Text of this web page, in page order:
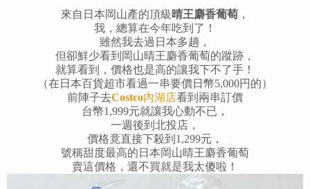
來自日本岡山產的頂級 晴王麝香葡萄 ，
我，總算在今年吃到了！
雖然我去過日本多趟，
但卻鮮少看到岡山晴王麝香葡萄的蹤跡，
就算看到，價格也是高的讓我下不了手！
（在日本百貨超市看過一串要價日幣5,000円的）
前陣子去Costco內湖店看到兩串訂價
台幣1,999元就讓我心動不已，
一週後到北投店，
價格竟直接下殺到1,299元，
號稱甜度最高的日本岡山晴王麝香葡萄
賣這價格， 還不買就是我太傻啦！